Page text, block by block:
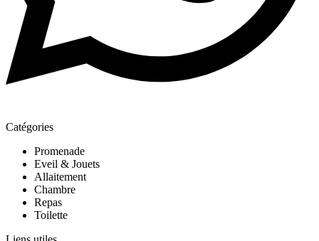
Catégories
Promenade
Eveil & Jouets
Allaitement
Chambre
Repas
Toilette